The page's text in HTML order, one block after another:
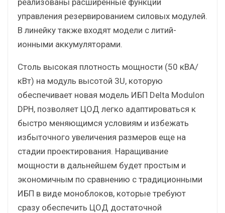
управления резервированием силовых модулей.
В линейку также входят модели с литий-
ионными аккумуляторами.
Столь высокая плотность мощности (50 кВА/
кВт) на модуль высотой 3U, которую
обеспечивает новая модель ИБП Delta Modulon
DPH, позволяет ЦОД легко адаптироваться к
быстро меняющимся условиям и избежать
избыточного увеличения размеров еще на
стадии проектирования. Наращивание
мощности в дальнейшем будет простым и
экономичным по сравнению с традиционными
ИБП в виде моноблоков, которые требуют
сразу обеспечить ЦОД достаточной